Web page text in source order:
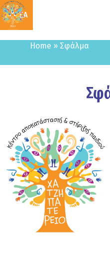
ΔΩΡΕΑ
Home » Σφάλμα